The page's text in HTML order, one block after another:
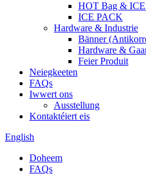
HOT Bag &
ICE PACK
Hardware & Industrie
Bänner
Hardware &
Feier Produit
Neiegkeeten
FAQs
Iwwert ons
Ausstellung
Kontaktéiert eis
English
Doheem
FAQs